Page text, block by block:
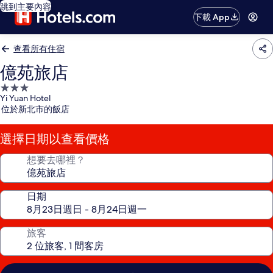
跳到主要內容
下載 App
查看所有住宿
億苑旅店
3.0
星
級
住
宿
Yi Yuan Hotel
位於新北市的飯店
選擇日期以查看價格
想要去哪裡？
日期
旅客